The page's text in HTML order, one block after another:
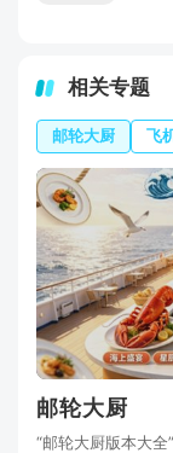
相关专题
邮轮大厨 飞
邮轮大厨
“邮轮大厨版本大